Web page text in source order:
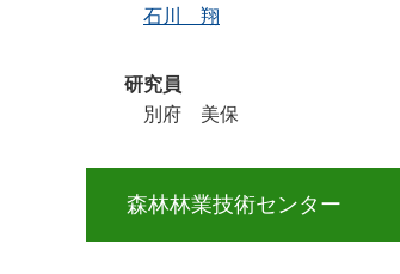
石川 翔
研究員
別府 美保
森林林業技術センター